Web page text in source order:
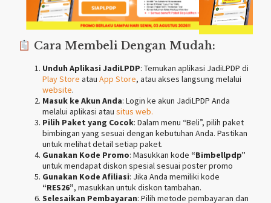
Cara Membeli Dengan Mudah:
Unduh Aplikasi JadiLPDP: Temukan aplikasi JadiLPDP di
Play Store atau App Store, atau akses langsung melalui
website.
Masuk ke Akun Anda: Login ke akun JadiLPDP Anda
melalui aplikasi atau situs web.
Pilih Paket yang Cocok: Dalam menu “Beli”, pilih paket
bimbingan yang sesuai dengan kebutuhan Anda. Pastikan
untuk melihat detail setiap paket.
Gunakan Kode Promo: Masukkan kode “Bimbellpdp”
untuk mendapat diskon spesial sesuai poster promo
Gunakan Kode Afiliasi: Jika Anda memiliki kode
“RES26”, masukkan untuk diskon tambahan.
Selesaikan Pembayaran: Pilih metode pembayaran dan